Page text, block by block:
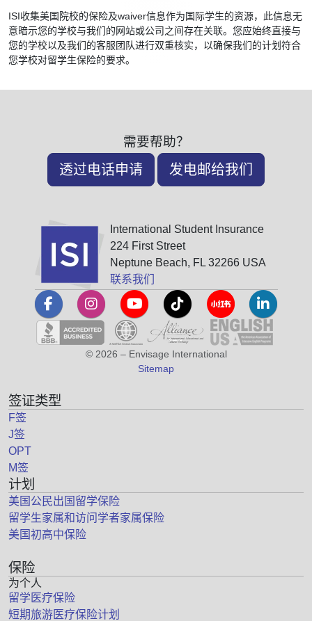
ISI收集美国院校的保险及waiver信息作为国际学生的资源，此信息无
意暗示您的学校与我们的网站或公司之间存在关联。您应始终直接与
您的学校以及我们的客服团队进行双重核实，以确保我们的计划符合
您学校对留学生保险的要求。
需要帮助？
透过电话申请 发电邮给我们
International Student Insurance
224 First Street
Neptune Beach, FL 32266 USA
联系我们
© 2026 – Envisage International
Sitemap
签证类型
F签
J签
OPT
M签
计划
美国公民出国留学保险
留学生家属和访问学者家属保险
美国初高中保险
保险
为个人
留学医疗保险
短期旅游医疗保险计划